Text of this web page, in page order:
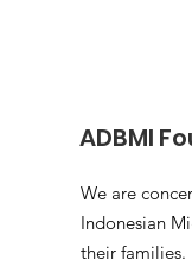
ADBMI
We are
Indonesian
their families.